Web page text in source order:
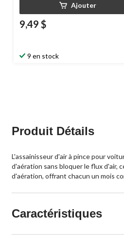
Ajouter
9,49 $
9 en stock
Produit Détails
L'assainisseur d'air à pince pour
d'aération sans bloquer le flux d'air,
d'aération, offrant chacun un mois
Caractéristiques